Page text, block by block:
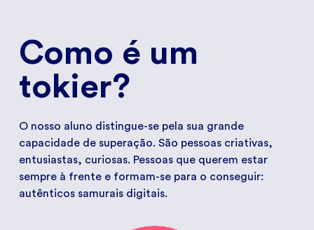
Como é um
tokier?
O nosso aluno distingue-se pela sua grande
capacidade de superação. São pessoas criativas,
entusiastas, curiosas. Pessoas que querem estar
sempre à frente e formam-se para o conseguir:
autênticos samurais digitais.